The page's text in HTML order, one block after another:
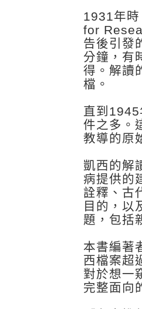
1931年
for
告後引發
分鐘，有
得。解讀
檔。
直到
件之多。
教導的原
凱西的解
病提供的
詮釋、古
目的，以
題，包括
本書編著
西檔案超
對於想一
完整面向